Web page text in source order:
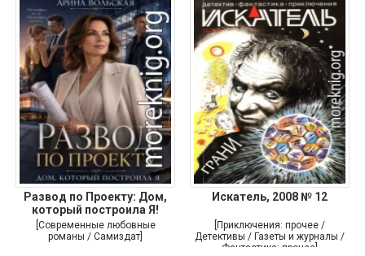
Развод по Проекту: Дом,
который построила Я!
[Современные любовные
романы / Самиздат]
Искатель, 2008 № 12
[Приключения: прочее /
Детективы / Газеты и журналы /
Фантастика: прочее]